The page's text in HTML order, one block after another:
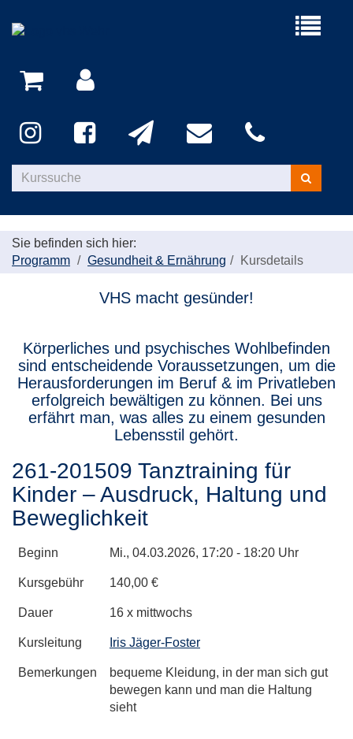
Menü
Kurse
suchen
Sie befinden sich hier:
Programm
Gesundheit & Ernährung Kursdetails
VHS macht gesünder!
Körperliches und psychisches Wohlbefinden
sind entscheidende Voraussetzungen, um die
Herausforderungen im Beruf & im Privatleben
erfolgreich bewältigen zu können. Bei uns
erfährt man, was alles zu einem gesunden
Lebensstil gehört.
261-201509 Tanztraining für
Kinder – Ausdruck, Haltung und
Beweglichkeit
Beginn Mi., 04.03.2026, 17:20 - 18:20 Uhr
Kursgebühr 140,00 €
Dauer 16 x mittwochs
Kursleitung Iris Jäger-Foster
Bemerkungen
bequeme Kleidung, in der man sich gut
bewegen kann und man die Haltung
sieht